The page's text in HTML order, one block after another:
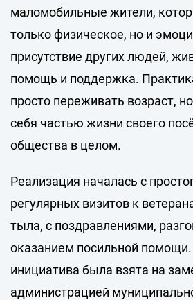
маломобильные жители,
только физическое, но и
присутствие других людей,
помощь и поддержка.
просто переживать возраст,
себя частью жизни своего
общества в целом.
Реализация началась с
регулярных визитов к
тыла, с поздравлениями,
оказанием посильной помощи.
инициатива была взята на
администрацией